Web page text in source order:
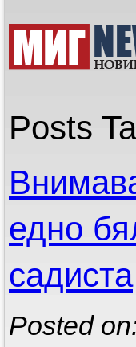
Posts
едно
садиста
Posted